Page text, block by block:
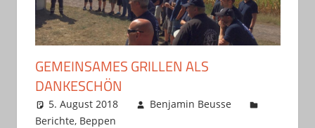
GEMEINSAMES GRILLEN ALS
DANKESCHÖN
5. August 2018
Benjamin Beusse
Berichte, Beppen